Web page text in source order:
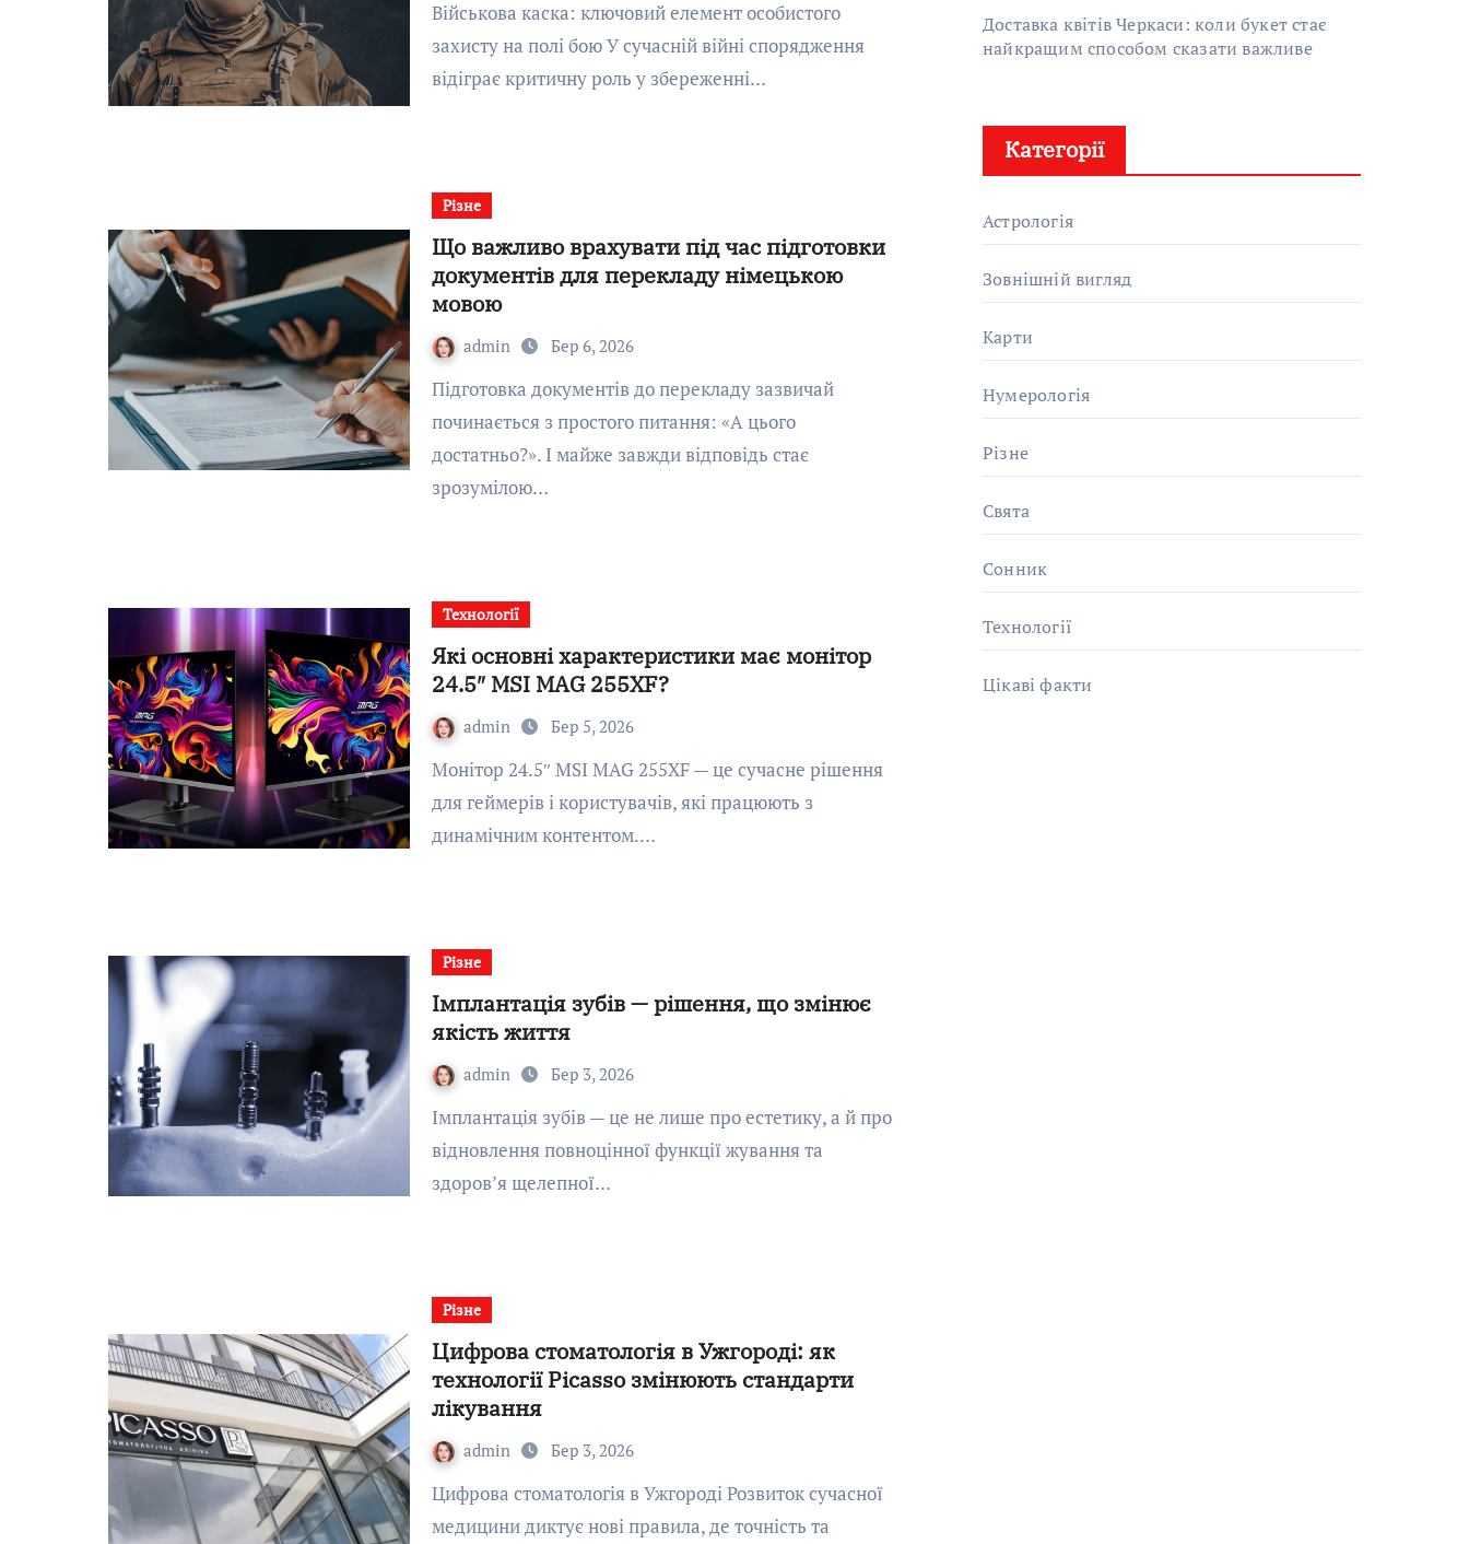
Військова каска: ключовий елемент особистого
захисту на полі бою У сучасній війні спорядження
відіграє критичну роль у збереженні…
Різне
Що важливо врахувати під час підготовки
документів для перекладу німецькою
мовою
admin Бер 6, 2026
Підготовка документів до перекладу зазвичай
починається з простого питання: «А цього
достатньо?». І майже завжди відповідь стає
зрозумілою…
Технології
Які основні характеристики має монітор
24.5″ MSI MAG 255XF?
admin Бер 5, 2026
Монітор 24.5″ MSI MAG 255XF — це сучасне рішення
для геймерів і користувачів, які працюють з
динамічним контентом.…
Різне
Імплантація зубів — рішення, що змінює
якість життя
admin Бер 3, 2026
Імплантація зубів — це не лише про естетику, а й про
відновлення повноцінної функції жування та
здоров’я щелепної…
Різне
Цифрова стоматологія в Ужгороді: як
технології Picasso змінюють стандарти
лікування
admin Бер 3, 2026
Цифрова стоматологія в Ужгороді Розвиток сучасної
медицини диктує нові правила, де точність та
Доставка квітів Черкаси: коли букет стає
найкращим способом сказати важливе
Категорії
Астрологія
Зовнішній вигляд
Карти
Нумерологія
Різне
Свята
Сонник
Технології
Цікаві факти